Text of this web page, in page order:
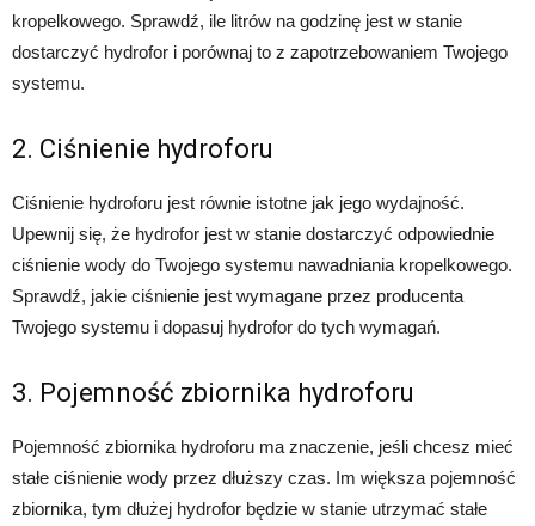
kropelkowego. Sprawdź, ile litrów na godzinę jest w stanie
dostarczyć hydrofor i porównaj to z zapotrzebowaniem Twojego
systemu.
2. Ciśnienie hydroforu
Ciśnienie hydroforu jest równie istotne jak jego wydajność.
Upewnij się, że hydrofor jest w stanie dostarczyć odpowiednie
ciśnienie wody do Twojego systemu nawadniania kropelkowego.
Sprawdź, jakie ciśnienie jest wymagane przez producenta
Twojego systemu i dopasuj hydrofor do tych wymagań.
3. Pojemność zbiornika hydroforu
Pojemność zbiornika hydroforu ma znaczenie, jeśli chcesz mieć
stałe ciśnienie wody przez dłuższy czas. Im większa pojemność
zbiornika, tym dłużej hydrofor będzie w stanie utrzymać stałe